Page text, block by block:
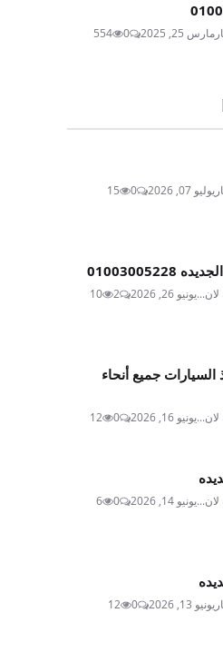
مارس 25, 2025 0
554
يوليو 07, 2026 0
15
يونيو 26, 2026 2
10
السيارات جميع أنحاء
يونيو 16, 2026 0
12
يونيو 14, 2026 0
6
يونيو 13, 2026 0
12